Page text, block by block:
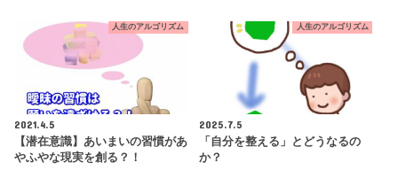
人生のアルゴリズム
2021.4.5
【潜在意識】あいまいの習慣があ
やふやな現実を創る？！
人生のアルゴリズム
2025.7.5
「自分を整える」とどうなるの
か？